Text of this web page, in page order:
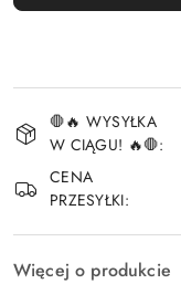
Dostępność
i
dostawa
🛑🔥 WYSYŁKA
W CIĄGU! 🔥🛑:
CENA
PRZESYŁKI:
Więcej o produkcie